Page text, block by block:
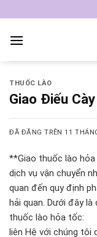
đến
nội
THUỐC LÀO
Giao Điếu
ĐÃ ĐĂNG TRÊN11
**Giao thuốc lào
dịch vụ vận chuyển
quan đến quy định
hải quan. Dưới đây
thuốc lào hỏa tốc:
liên Hệ với chúng tôi